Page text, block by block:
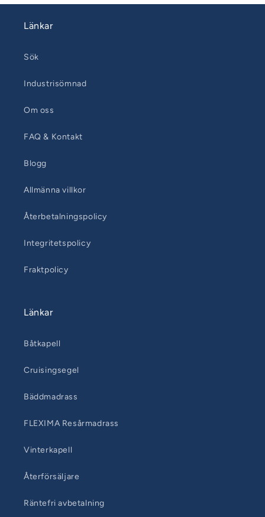
Länkar
Sök
Industrisömnad
Om oss
FAQ & Kontakt
Blogg
Allmänna villkor
Återbetalningspolicy
Integritetspolicy
Fraktpolicy
Länkar
Båtkapell
Cruisingsegel
Bäddmadrass
FLEXIMA Resårmadrass
Vinterkapell
Återförsäljare
Räntefri avbetalning